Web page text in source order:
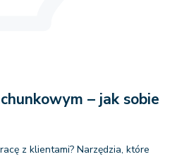
– jak sobie
z klientami? Narzędzia, które